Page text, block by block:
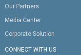
Our Partners
Media Center
Corporate Solution
CONNECT WITH US